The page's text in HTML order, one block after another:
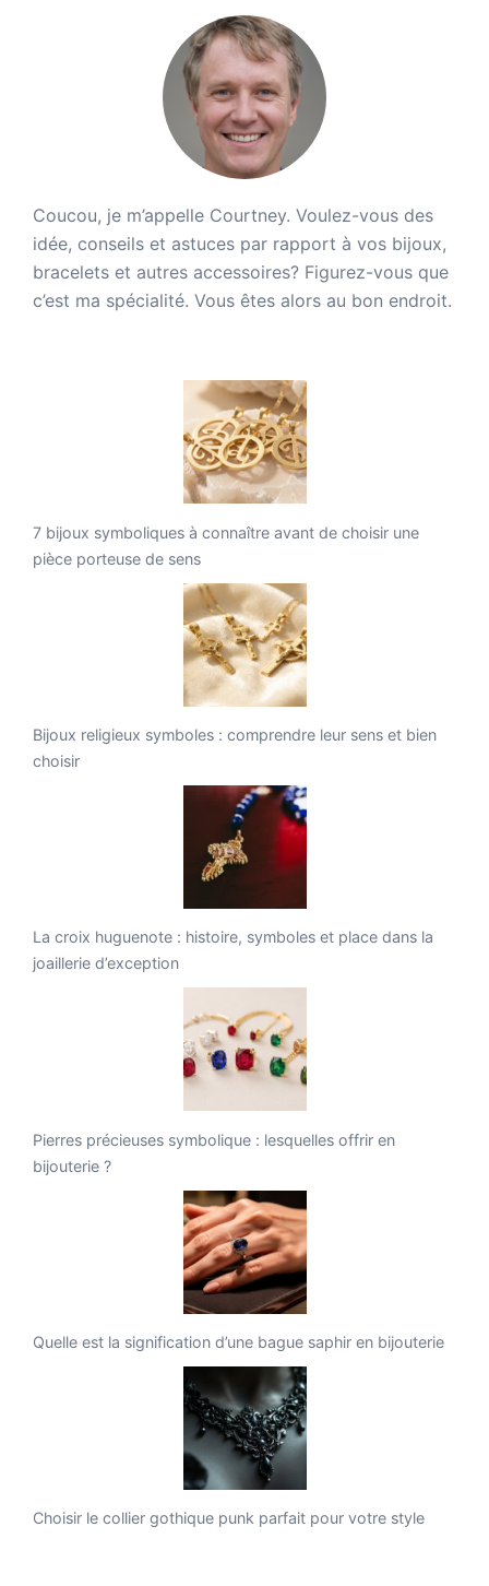
Coucou, je m’appelle Courtney. Voulez-vous des
idée, conseils et astuces par rapport à vos bijoux,
bracelets et autres accessoires? Figurez-vous que
c’est ma spécialité. Vous êtes alors au bon endroit.
7 bijoux symboliques à connaître avant de choisir une
pièce porteuse de sens
Bijoux religieux symboles : comprendre leur sens et bien
choisir
La croix huguenote : histoire, symboles et place dans la
joaillerie d’exception
Pierres précieuses symbolique : lesquelles offrir en
bijouterie ?
Quelle est la signification d’une bague saphir en bijouterie
Choisir le collier gothique punk parfait pour votre style